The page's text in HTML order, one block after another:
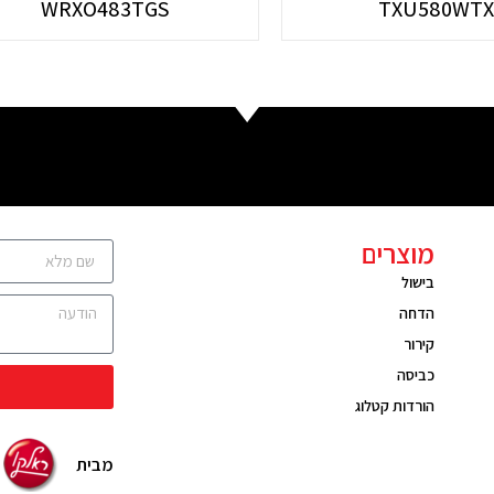
TXU580WTX
WRXO483TGS
מוצרים
בישול
הדחה
קירור
כביסה
הורדות קטלוג
מבית